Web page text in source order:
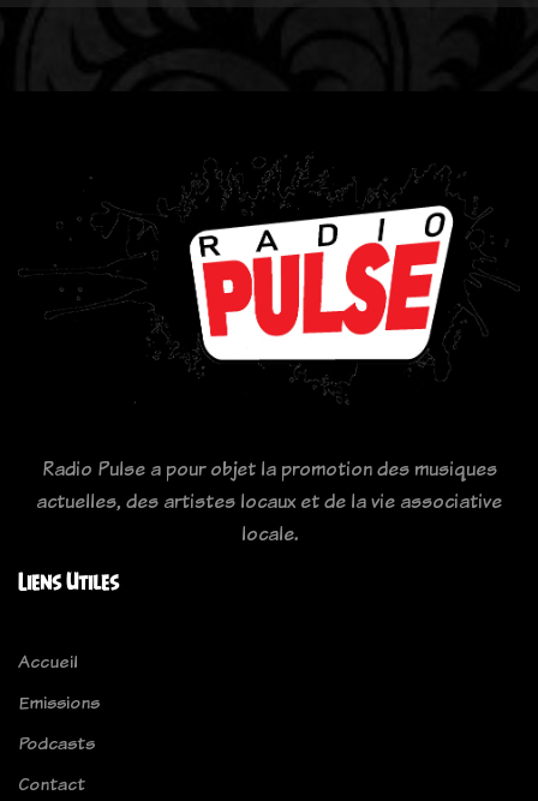
Radio Pulse a pour objet la promotion des musiques
actuelles, des artistes locaux et de la vie associative
locale.
Liens Utiles
Accueil
Emissions
Podcasts
Contact